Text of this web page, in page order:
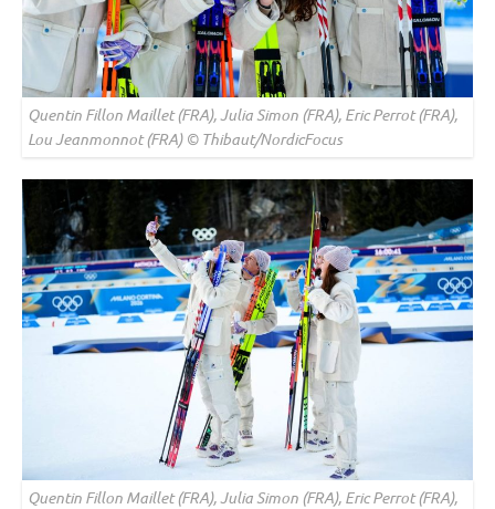
Quentin Fillon Maillet (FRA), Julia Simon (FRA), Eric Perrot (FRA),
Lou Jeanmonnot (FRA) © Thibaut/NordicFocus
Quentin Fillon Maillet (FRA), Julia Simon (FRA), Eric Perrot (FRA),